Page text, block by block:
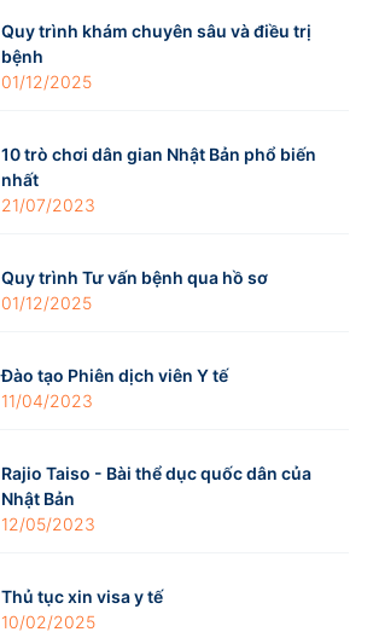
Quy trình khám chuyên sâu và điều trị
bệnh
01/12/2025
10 trò chơi dân gian Nhật Bản phổ biến
nhất
21/07/2023
Quy trình Tư vấn bệnh qua hồ sơ
01/12/2025
Đào tạo Phiên dịch viên Y tế
11/04/2023
Rajio Taiso - Bài thể dục quốc dân của
Nhật Bản
12/05/2023
Thủ tục xin visa y tế
10/02/2025